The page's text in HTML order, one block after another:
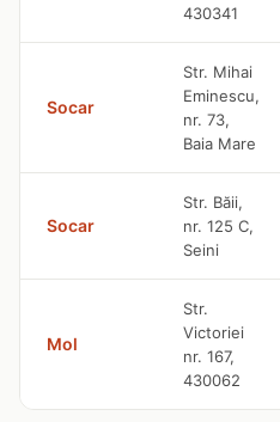
430341
Socar
Str. Mihai
Eminescu,
nr. 73,
Baia Mare
Socar
Str. Băii,
nr. 125 C,
Seini
Mol
Str.
Victoriei
nr. 167,
430062